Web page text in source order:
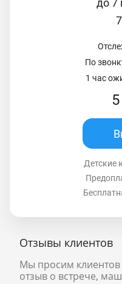
до 7
По
1 час
Детские
Отзывы клиентов
Мы просим клиентов
отзыв о встрече,